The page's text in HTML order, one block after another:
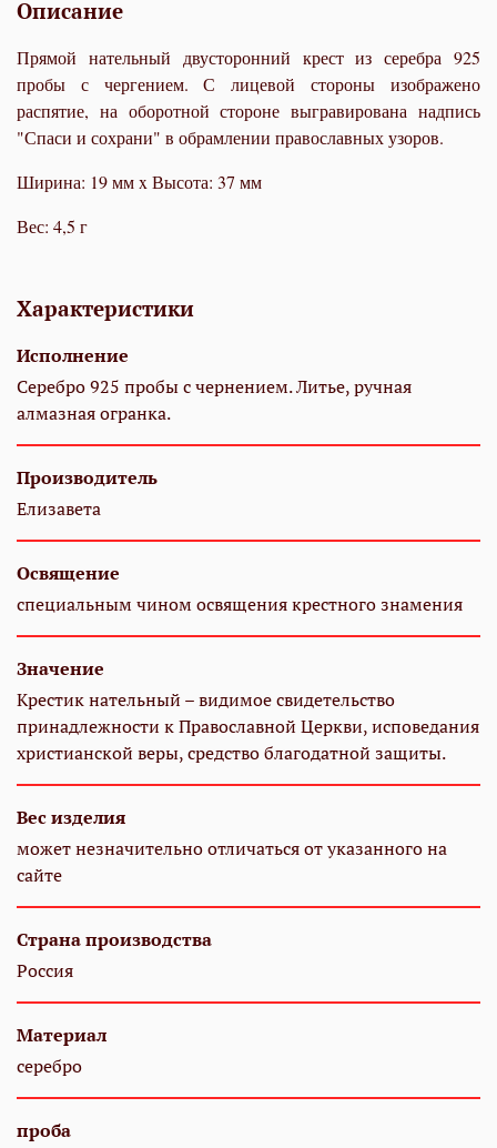
Описание
Прямой нательный двусторонний крест из серебра 925
пробы с чергением. С лицевой стороны изображено
распятие, на оборотной стороне выгравирована надпись
"Спаси и сохрани" в обрамлении православных узоров.
Ширина: 19 мм x Высота: 37 мм
Вес: 4,5 г
Характеристики
Исполнение
Серебро 925 пробы с чернением. Литье, ручная
алмазная огранка.
Производитель
Елизавета
Освящение
специальным чином освящения крестного знамения
Значение
Крестик нательный – видимое свидетельство
принадлежности к Православной Церкви, исповедания
христианской веры, средство благодатной защиты.
Вес изделия
может незначительно отличаться от указанного на
сайте
Страна производства
Россия
Материал
серебро
проба